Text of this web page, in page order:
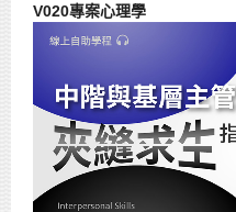
V020專案心理學